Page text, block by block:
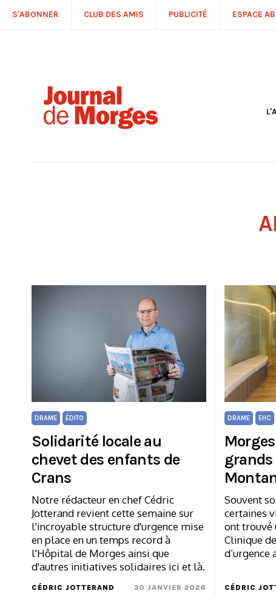
S'ABONNER CLUB DES AMIS PUBLICITÉ ESPACE
DRAME ÉDITO
Solidarité locale au
chevet des enfants de
Crans
Notre rédacteur en chef Cédric
Jotterand revient cette semaine sur
l'incroyable structure d'urgence mise
en place en un temps record à
l'Hôpital de Morges ainsi que
d'autres initiatives solidaires ici et là.
CÉDRIC JOTTERAND 30 JANVIER 2026
DRAME EHC
grands
Souvent
certaines
ont trouvé
Clinique
d’urgence
CÉDRIC